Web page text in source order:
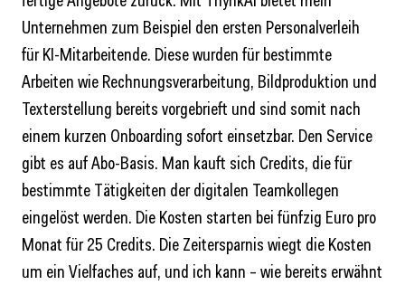
Unternehmen zum Beispiel den ersten Personalverleih
für KI-Mitarbeitende. Diese wurden für bestimmte
Arbeiten wie Rechnungsverarbeitung, Bildproduktion und
Texterstellung bereits vorgebrieft und sind somit nach
einem kurzen Onboarding sofort einsetzbar. Den Service
gibt es auf Abo-Basis. Man kauft sich Credits, die für
bestimmte Tätigkeiten der digitalen Teamkollegen
eingelöst werden. Die Kosten starten bei fünfzig Euro pro
Monat für 25 Credits. Die Zeitersparnis wiegt die Kosten
um ein Vielfaches auf, und ich kann – wie bereits erwähnt